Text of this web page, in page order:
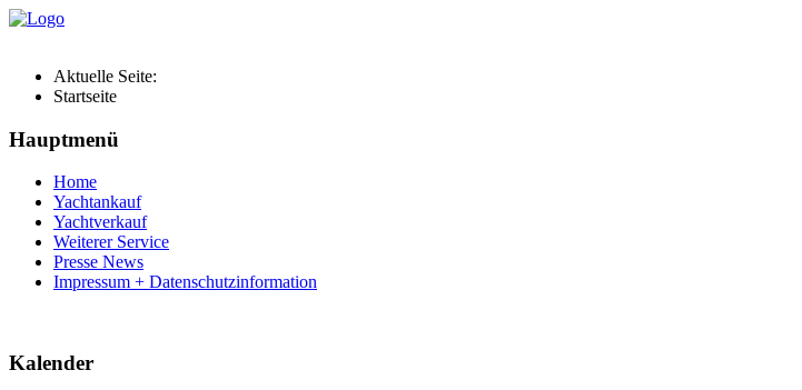
Aktuelle Seite:
Startseite
Hauptmenü
Home
Yachtankauf
Yachtverkauf
Weiterer Service
Presse News
Impressum + Datenschutzinformation
Kalender